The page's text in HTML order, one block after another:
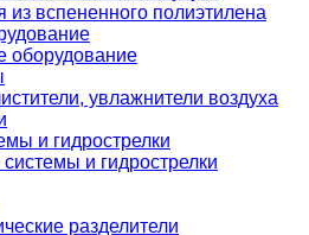
из вспененного полиэтилена
оборудование
увлажнители воздуха
и гидрострелки
и гидрострелки
разделители